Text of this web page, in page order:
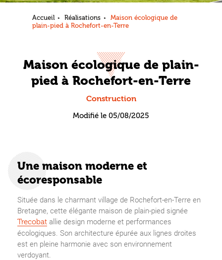
Accueil Réalisations
Maison écologique de
plain-pied à Rochefort-en-Terre
Maison écologique de plain-
pied à Rochefort-en-Terre
Construction
Modifié le 05/08/2025
Une maison moderne et
écoresponsable
Située dans le charmant village de Rochefort-en-Terre en
Bretagne, cette élégante maison de plain-pied signée
Trecobat allie design moderne et performances
écologiques. Son architecture épurée aux lignes droites
est en pleine harmonie avec son environnement
verdoyant.